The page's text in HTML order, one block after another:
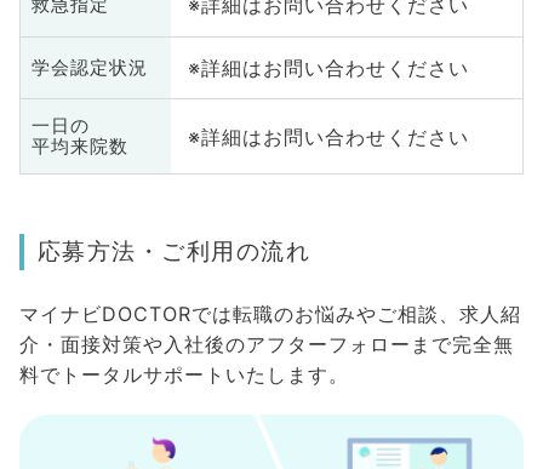
救急指定 ※詳細はお問い合わせください
学会認定状況 ※詳細はお問い合わせください
一日の
平均来院数
※詳細はお問い合わせください
応募方法・ご利用の流れ
マイナビDOCTORでは転職のお悩みやご相談、求人紹
介・面接対策や入社後のアフターフォローまで完全無
料でトータルサポートいたします。